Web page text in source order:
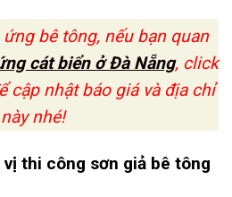
bê tông, nếu bạn quan
cát biển ở Đà Nẵng, click
cập nhật báo giá và địa chỉ
nhé!
thi công sơn giả bê tông